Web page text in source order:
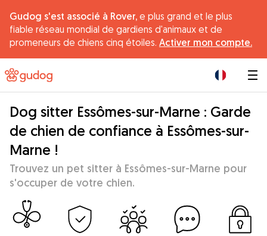
Gudog s'est associé à Rover, e plus grand et le plus
fiable réseau mondial de gardiens d'animaux et de
promeneurs de chiens cinq étoiles. Activer mon compte.
Dog sitter Essômes-sur-Marne : Garde
de chien de confiance à Essômes-sur-
Marne !
Trouvez un pet sitter à Essômes-sur-Marne pour
s'occuper de votre chien.